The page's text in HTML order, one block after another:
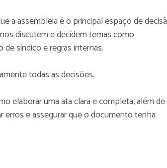
a assembleia é o principal espaço de
discutem e decidem temas como
síndico e regras internas.
todas as decisões.
elaborar uma ata clara e completa, além de
erros e assegurar que o documento tenha